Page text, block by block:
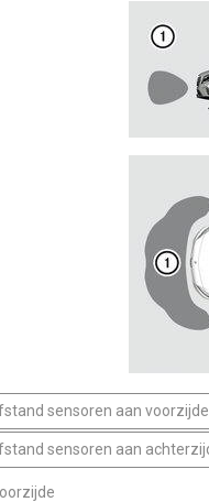
sensoren aan voorzijde
sensoren aan